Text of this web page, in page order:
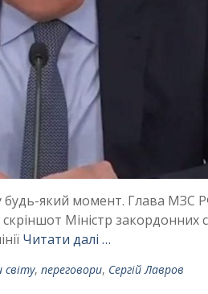
будь-який момент. Глава
Міністр закордонних
Читати далі …
світу, переговори, Сергій Лавров